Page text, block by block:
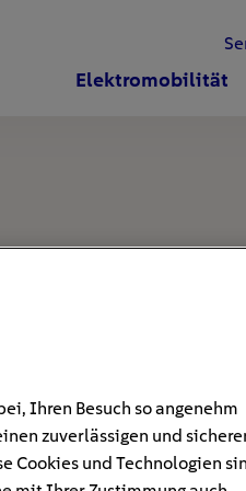
Elektromobilität
Ihren Besuch so angenehm
zuverlässigen und
Cookies und Technologien